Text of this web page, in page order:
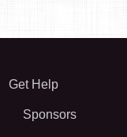
Get Help
Sponsors